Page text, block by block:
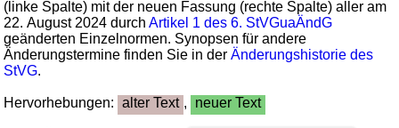
(linke Spalte) mit der neuen Fassung (rechte Spalte) aller am
22. August 2024 durchArtikel 1 des 6. StVGuaÄndG
geänderten Einzelnormen. Synopsen für andere
Änderungstermine finden Sie in derÄnderungshistorie des
StVG.
Hervorhebungen: alter Text , neuer Text